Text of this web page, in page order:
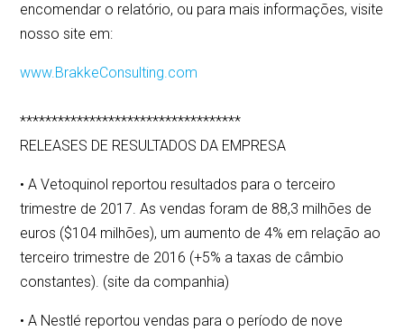
encomendar o relatório, ou para mais informações, visite
nosso site em:
www.BrakkeConsulting.com
***********************************
RELEASES DE RESULTADOS DA EMPRESA
• A Vetoquinol reportou resultados para o terceiro
trimestre de 2017. As vendas foram de 88,3 milhões de
euros ($104 milhões), um aumento de 4% em relação ao
terceiro trimestre de 2016 (+5% a taxas de câmbio
constantes). (site da companhia)
• A Nestlé reportou vendas para o período de nove